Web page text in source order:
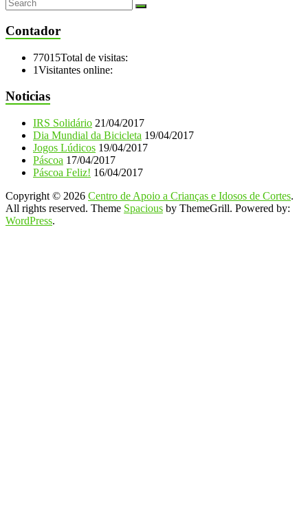
Contador
77015Total de visitas:
1Visitantes online:
Noticias
IRS Solidário 21/04/2017
Dia Mundial da Bicicleta 19/04/2017
Jogos Lúdicos 19/04/2017
Páscoa 17/04/2017
Páscoa Feliz! 16/04/2017
Copyright © 2026 Centro de Apoio a Crianças e Idosos de Cortes.
All rights reserved. Theme Spacious by ThemeGrill. Powered by:
WordPress.